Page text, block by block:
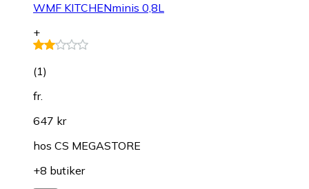
WMF KITCHENminis 0,8L
+
(1)
fr.
647 kr
hos CS MEGASTORE
+8 butiker